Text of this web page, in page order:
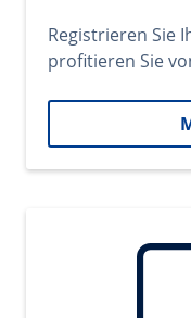
Registrieren Sie
profitieren Sie